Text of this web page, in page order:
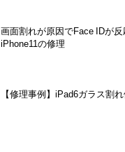
画面割れが原因でFace IDが
iPhone11の修理
【修理事例】iPad6ガラス割